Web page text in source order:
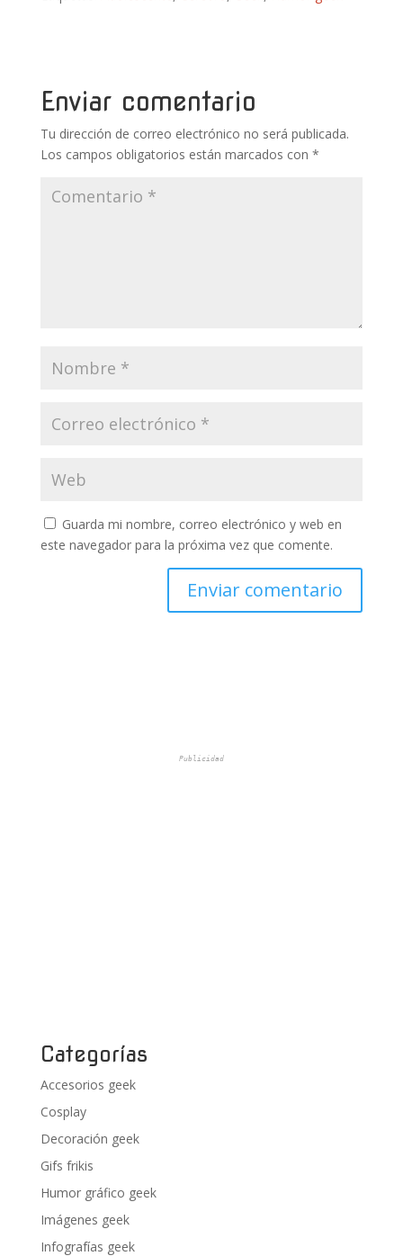
e
o
k
itt er m at
p
m
r
Enviar comentario
Tu dirección de correo electrónico no será publicada.
Los campos obligatorios están marcados con *
Guarda mi nombre, correo electrónico y web en
este navegador para la próxima vez que comente.
Publicidad
Categorías
Accesorios geek
Cosplay
Decoración geek
Gifs frikis
Humor gráfico geek
Imágenes geek
Infografías geek